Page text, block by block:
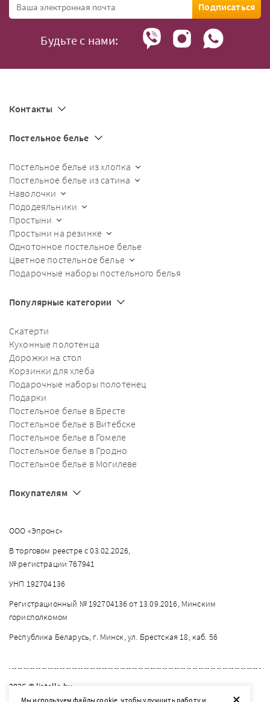
Мы используем файлы cookie, чтобы улучшить работу и
Подписаться
Будьте с нами:
Контакты
Постельное белье
Постельное белье из хлопка
Постельное белье из сатина
Наволочки
Пододеяльники
Простыни
Простыни на резинке
Однотонное постельное белье
Цветное постельное белье
Подарочные наборы постельного белья
Популярные категории
Скатерти
Кухонные полотенца
Дорожки на стол
Корзинки для хлеба
Подарочные наборы полотенец
Подарки
Постельное белье в Бресте
Постельное белье в Витебске
Постельное белье в Гомеле
Постельное белье в Гродно
Постельное белье в Могилеве
Покупателям
ООО «Эпронс»
В торговом реестре с 03.02.2026,
№ регистрации 767941
УНП 192704136
Регистрационный № 192704136 от 13.09.2016, Минским
горисполкомом
Республика Беларусь, г. Минск, ул. Брестская 18, каб. 56
2026 © listelle.by